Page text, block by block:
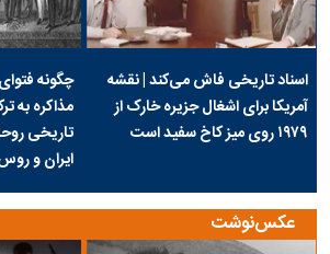
اسناد تاریخی فاش می‌کند | نقشه
آمریکا برای اشغال جزیره خارک از
۱۹۷۹ روی میز کاخ سفید است
چگونه
مذاکره به
تاریخی
ایران و
عکس‌نوشت